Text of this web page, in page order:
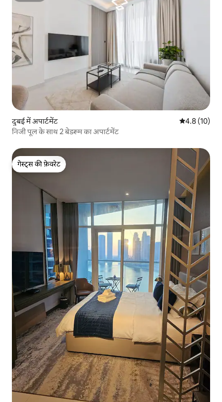
दुबई में अपार्टमेंट औसत रेटिंग 5
4.8 (10)
निजी पूल के साथ 2 बेडरूम का अपार्टमेंट
गेस्ट्स की फ़ेवरेट
गेस्ट्स की फ़ेवरेट